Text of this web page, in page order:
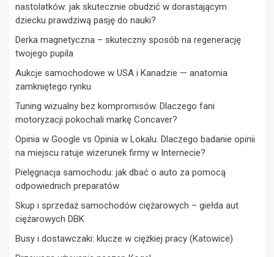
nastolatków: jak skutecznie obudzić w dorastającym
dziecku prawdziwą pasję do nauki?
Derka magnetyczna – skuteczny sposób na regenerację
twojego pupila
Aukcje samochodowe w USA i Kanadzie — anatomia
zamkniętego rynku
Tuning wizualny bez kompromisów. Dlaczego fani
motoryzacji pokochali markę Concaver?
Opinia w Google vs Opinia w Lokalu. Dlaczego badanie opinii
na miejscu ratuje wizerunek firmy w Internecie?
Pielęgnacja samochodu: jak dbać o auto za pomocą
odpowiednich preparatów
Skup i sprzedaż samochodów ciężarowych – giełda aut
ciężarowych DBK
Busy i dostawczaki: klucze w ciężkiej pracy (Katowice)